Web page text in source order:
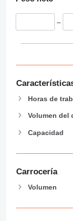
–
Horas de
Volumen del
Capacidad
Carrocería
Volumen